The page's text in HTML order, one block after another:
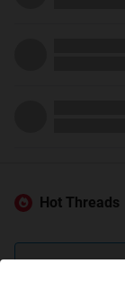
Hot Threads